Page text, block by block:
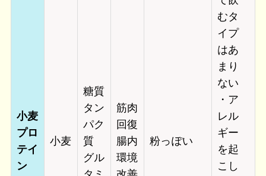
小麦
プロ
テイ
ン
小麦
糖質
タン
パク
質
グル
筋肉
回復
腸内
環境
粉っぽい
むタ
イプ
はあ
まり
ない
・ア
レル
ギー
を起
こし